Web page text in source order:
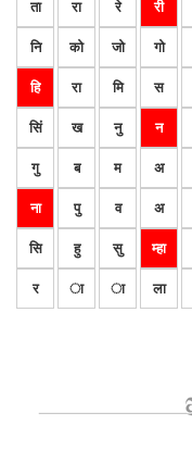
ता रा रे री
नि को जो गो
हि रा मि स
सिं ख नु न
गु ब म अ
ना पु व अ
सि हु सु म्हा
र ा ा ला